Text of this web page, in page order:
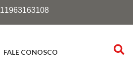
11963163108
FALE CONOSCO